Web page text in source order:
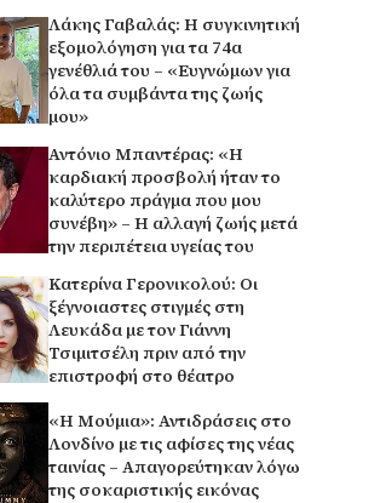
Λάκης Γαβαλάς: Η συγκινητική
εξομολόγηση για τα 74α
γενέθλιά του – «Ευγνώμων για
όλα τα συμβάντα της ζωής
μου»
Αντόνιο Μπαντέρας: «Η
καρδιακή προσβολή ήταν το
καλύτερο πράγμα που μου
συνέβη» – Η αλλαγή ζωής μετά
την περιπέτεια υγείας του
Κατερίνα Γερονικολού: Οι
ξέγνοιαστες στιγμές στη
Λευκάδα με τον Γιάννη
Τσιμιτσέλη πριν από την
επιστροφή στο θέατρο
«Η Μούμια»: Αντιδράσεις στο
Λονδίνο με τις αφίσες της νέας
ταινίας – Απαγορεύτηκαν λόγω
της σοκαριστικής εικόνας